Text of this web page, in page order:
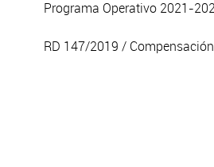
Programa Operativo 2021-
RD 147/2019 /